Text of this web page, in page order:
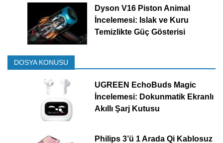
Dyson V16 Piston Animal
İncelemesi: Islak ve Kuru
Temizlikte Güç Gösterisi
DOSYA KONUSU
UGREEN EchoBuds Magic
İncelemesi: Dokunmatik Ekranlı
Akıllı Şarj Kutusu
Philips 3’ü 1 Arada Qi Kablosuz